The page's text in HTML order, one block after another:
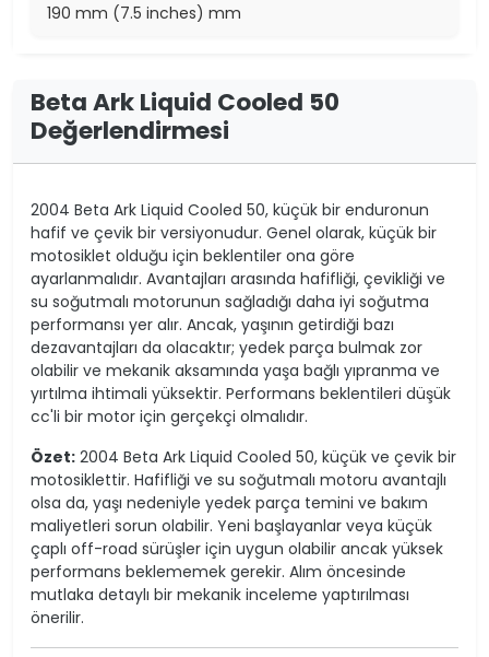
190 mm (7.5 inches) mm
Beta Ark Liquid Cooled 50
Değerlendirmesi
2004 Beta Ark Liquid Cooled 50, küçük bir enduronun
hafif ve çevik bir versiyonudur. Genel olarak, küçük bir
motosiklet olduğu için beklentiler ona göre
ayarlanmalıdır. Avantajları arasında hafifliği, çevikliği ve
su soğutmalı motorunun sağladığı daha iyi soğutma
performansı yer alır. Ancak, yaşının getirdiği bazı
dezavantajları da olacaktır; yedek parça bulmak zor
olabilir ve mekanik aksamında yaşa bağlı yıpranma ve
yırtılma ihtimali yüksektir. Performans beklentileri düşük
cc'li bir motor için gerçekçi olmalıdır.
Özet: 2004 Beta Ark Liquid Cooled 50, küçük ve çevik bir
motosiklettir. Hafifliği ve su soğutmalı motoru avantajlı
olsa da, yaşı nedeniyle yedek parça temini ve bakım
maliyetleri sorun olabilir. Yeni başlayanlar veya küçük
çaplı off-road sürüşler için uygun olabilir ancak yüksek
performans beklememek gerekir. Alım öncesinde
mutlaka detaylı bir mekanik inceleme yaptırılması
önerilir.